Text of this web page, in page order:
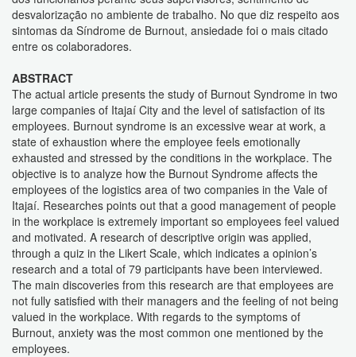
desvalorização no ambiente de trabalho. No que diz respeito aos
sintomas da Síndrome de Burnout, ansiedade foi o mais citado
entre os colaboradores.
ABSTRACT
The actual article presents the study of Burnout Syndrome in two
large companies of Itajaí City and the level of satisfaction of its
employees. Burnout syndrome is an excessive wear at work, a
state of exhaustion where the employee feels emotionally
exhausted and stressed by the conditions in the workplace. The
objective is to analyze how the Burnout Syndrome affects the
employees of the logistics area of two companies in the Vale of
Itajaí. Researches points out that a good management of people
in the workplace is extremely important so employees feel valued
and motivated. A research of descriptive origin was applied,
through a quiz in the Likert Scale, which indicates a opinion’s
research and a total of 79 participants have been interviewed.
The main discoveries from this research are that employees are
not fully satisfied with their managers and the feeling of not being
valued in the workplace. With regards to the symptoms of
Burnout, anxiety was the most common one mentioned by the
employees.